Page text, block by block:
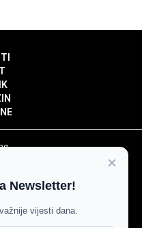
×
Newsletter!
vijesti dana.